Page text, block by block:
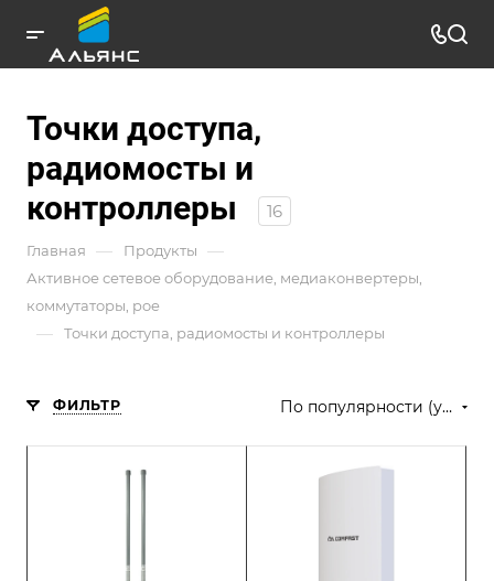
Точки доступа,
радиомосты и
контроллеры
16
Главная — Продукты —
Активное сетевое оборудование, медиаконвертеры,
коммутаторы, poe
— Точки доступа, радиомосты и контроллеры
ФИЛЬТР По популярности (убывание)